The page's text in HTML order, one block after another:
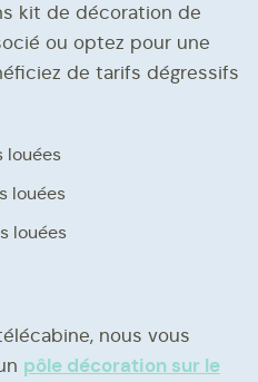
kit de décoration de
ou optez pour une
de tarifs dégressifs
louées
louées
louées
nous vous
pôle décoration sur le